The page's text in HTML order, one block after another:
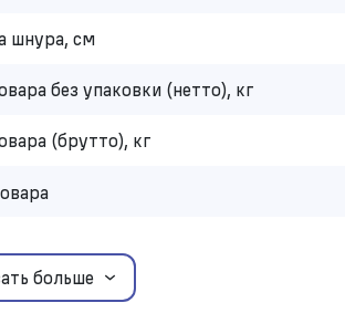
шнура, см
без упаковки (нетто), кг
(брутто), кг
больше